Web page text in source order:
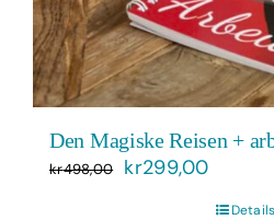
Den Magiske Reisen +
kr498,00
Opprinnelig
kr299,00
prisDetails